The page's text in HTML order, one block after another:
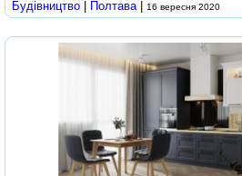
Будівництво Полтава 16 вересня 2020